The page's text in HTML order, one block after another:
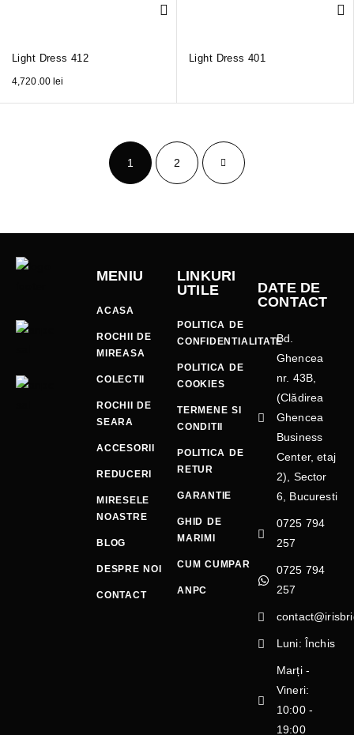
Light Dress 412
4,720.00 lei
Light Dress 401
1 2
MENIU
ACASA
ROCHII DE
MIREASA
COLECTII
ROCHII DE
SEARA
ACCESORII
REDUCERI
MIRESELE
NOASTRE
BLOG
DESPRE NOI
CONTACT
LINKURI
UTILE
POLITICA DE
CONFIDENTIALITATE
POLITICA DE
COOKIES
TERMENE SI
CONDITII
POLITICA DE
RETUR
GARANTIE
GHID DE
MARIMI
CUM CUMPAR
ANPC
DATE DE
CONTACT
Bd.
Ghencea
nr. 43B,
(Clădirea
Ghencea
Business
Center, etaj
2), Sector
6, Bucuresti
0725 794
257
0725 794
257
Luni: Închis
Marți -
Vineri:
10:00 -
19:00